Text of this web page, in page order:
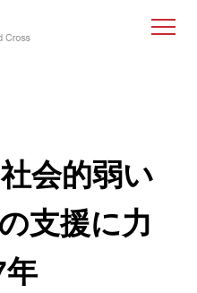
会的弱い
支援に力
年